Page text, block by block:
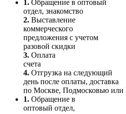
1. Обращение в оптовый
отдел, знакомство
2. Выставление
коммерческого
предложения с учетом
разовой скидки
3. Оплата
счета
4. Отгрузка на следующий
день после оплаты, доставка
по Москве, Подмосковью
1. Обращение в
оптовый отдел,